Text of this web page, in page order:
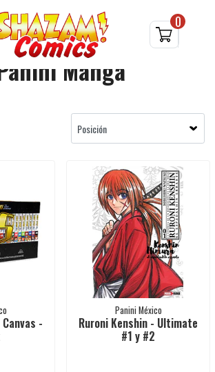
0
Manga
-
Panini México
Ruroni Kenshin - Ultimate
#1 y #2